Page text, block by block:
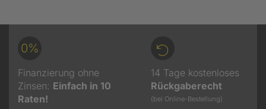
0%
Finanzierung ohne
Zinsen: Einfach in 10
Raten!
14 Tage kostenloses
Rückgaberecht
(bei Online-Bestellung)